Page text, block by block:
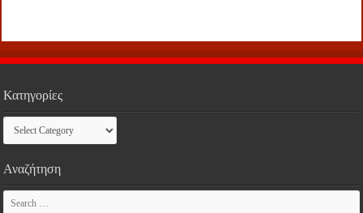
Κατηγορίες
Κατηγορίες
Αναζήτηση